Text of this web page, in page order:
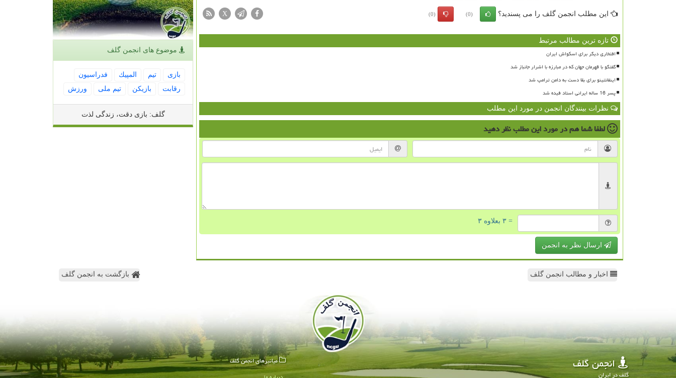
این مطلب انجمن گلف را می پسندید؟ (0)
(0)
X
تازه ترین مطالب مرتبط
افتخاری دیگر برای اسکواش ایران
گفتگو با قهرمان جهان که در مبارزه با اشرار جانباز شد
اینفانتینو برای بقا دست به دامن ترامپ شد
پسر 16 ساله ایرانی استاد فیده شد
نظرات بینندگان انجمن در مورد این مطلب
لطفا شما همدر مورد این مطلبنظر دهید
= ۳ بعلاوه ۳
ارسال نظر به انجمن
موضوع های انجمن گلف
بازی تیم المپیك
فدراسیون
رقابت
بازیكن تیم ملی ورزش
گلف: بازی دقت، زندگی لذت
اخبار و مطالب انجمن گلف بازگشت به انجمن گلف
انجمن گلف
گلف در ایران
میانبرهای انجمن گلف